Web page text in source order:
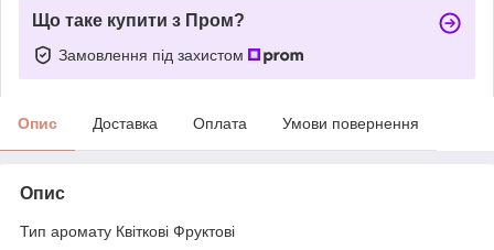
Що таке купити з Пром?
Замовлення під захистом
Опис Доставка Оплата Умови повернення
Опис
Тип аромату Квіткові Фруктові